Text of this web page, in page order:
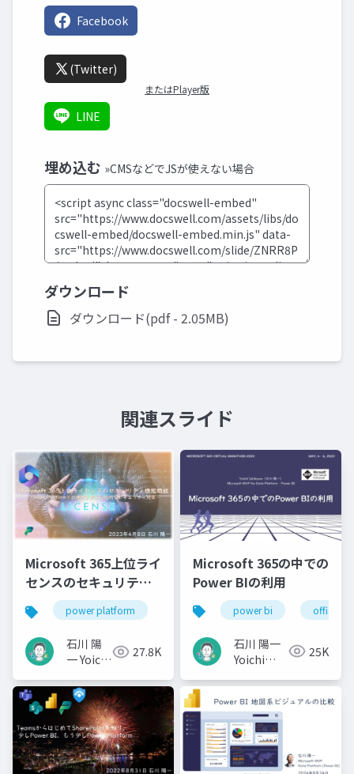
Facebook
(Twitter)
またはPlayer版
LINE
埋め込む »CMSなどでJSが使えない場合
ダウンロード
ダウンロード(pdf - 2.05MB)
関連スライド
Microsoft 365上位ライ
センスのセキュリティ
機能概説power platform microsoft 365 office 365
石川 陽
一 Yoichi
27.8K
Microsoft 365の中での
Power BIの利用
power bi office
石川 陽一
Yoichi
25K